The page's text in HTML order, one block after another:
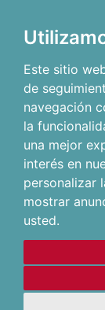
Este sitio
de
navegación
la
una mejor
interés en
personalizar
mostrar
usted.